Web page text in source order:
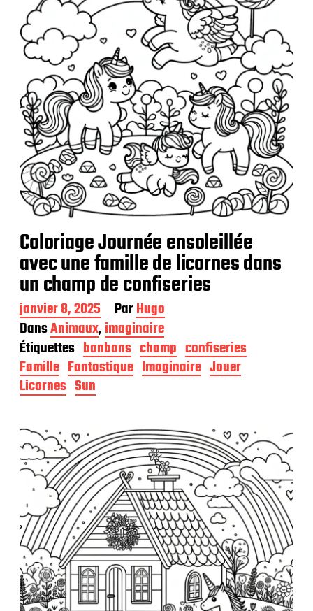
a
t
Coloriage Journée ensoleillée
avec une famille de licornes dans
un champ de confiseries
D
a
t
e
d
e
p
l
i
c
a
o
n
janvier 8, 2025 ParHugo
DansAnimaux,imaginaire
Étiquettes bonbons champ confiseries
Famille Fantastique Imaginaire Jouer
Licornes Sun